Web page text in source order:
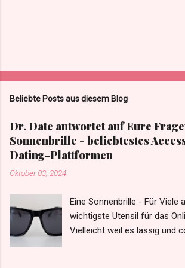
Beliebte Posts aus diesem Blog
Dr. Date antwortet auf Eure
Sonnenbrille - beliebtestes
Dating-Plattformen
Oktober 03, 2024
Eine Sonnenbrille - Für Viele
wichtigste Utensil für das
Vielleicht weil es lässig und
verdecken. Was auch immer